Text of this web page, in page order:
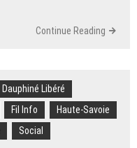
Continue Reading
Dauphiné Libéré
Fil Info
Haute-Savoie
Social